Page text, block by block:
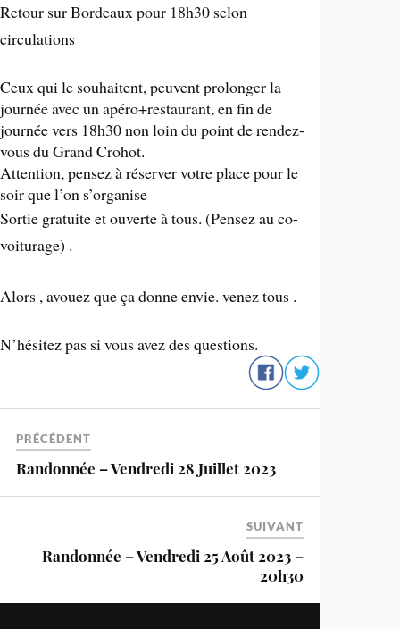
Retour sur Bordeaux pour 18h30 selon
circulations
Ceux qui le souhaitent, peuvent prolonger la
journée avec un apéro+restaurant, en fin de
journée vers 18h30 non loin du point de rendez-
vous du Grand Crohot.
Attention, pensez à réserver votre place pour le
soir que l’on s’organise
Sortie gratuite et ouverte à tous. (Pensez au co-
voiturage) .
Alors , avouez que ça donne envie. venez tous .
N’hésitez pas si vous avez des questions.
PRÉCÉDENT
Randonnée – Vendredi 28 Juillet 2023
SUIVANT
Randonnée – Vendredi 25 Août 2023 –
20h30